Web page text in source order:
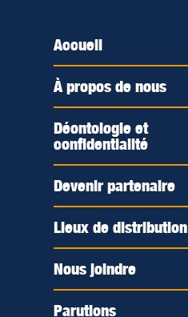
Accueil
À propos de nous
Déontologie et
confidentialité
Devenir partenaire
Lieux de distribution
Nous joindre
Parutions